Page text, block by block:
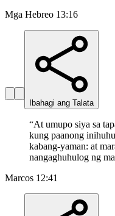
Mga Hebreo 13:16
Ibahagi ang Talata
“At umupo siya sa
kung paanong
kabang-yaman: at
nangaghuhulog ng
Marcos 12:41